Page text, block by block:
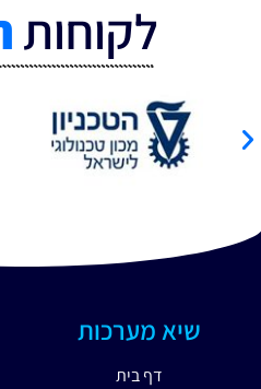
לקוחות
שיא מערכות
דף בית